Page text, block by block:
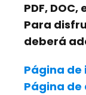
PDF,
Para
deberá
Página de
Página